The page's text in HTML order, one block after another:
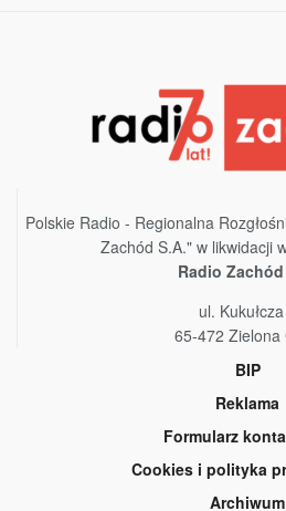
Polskie Radio - Regionalna
Zachód S.A." w likwidacji
Radio Zachód
ul. Kukułcza
65-472 Zielona
BIP
Reklama
Formularz
Cookies i polityka
Archiwum